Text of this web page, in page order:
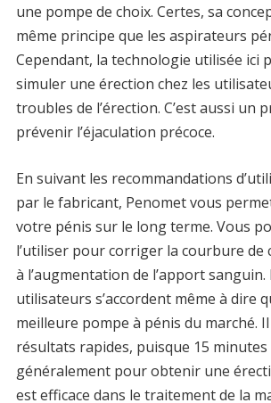
une pompe de choix. Certes, sa
même principe que les aspirateurs
Cependant, la technologie utilisée ici
simuler une érection chez les
troubles de l’érection. C’est aussi un
prévenir l’éjaculation précoce.
En suivant les recommandations
par le fabricant, Penomet vous
votre pénis sur le long terme. Vous
l’utiliser pour corriger la courbure de
à l’augmentation de l’apport
utilisateurs s’accordent même à dire
meilleure pompe à pénis du marché.
résultats rapides, puisque 15
généralement pour obtenir une
est efficace dans le traitement de la